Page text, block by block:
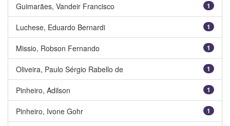
1
Guimarães, Vandeir Francisco
1
Luchese, Eduardo Bernardi
1
Missio, Robson Fernando
1
Oliveira, Paulo Sérgio Rabello de
1
Pinheiro, Adilson
1
Pinheiro, Ivone Gohr